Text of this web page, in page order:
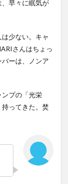
早々に眠気が
少ない。キャ
さんはちょっ
ーは、ノンア
プの「光栄
ってきた。焚